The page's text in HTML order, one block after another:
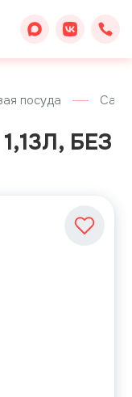
посуда
БЕЗ